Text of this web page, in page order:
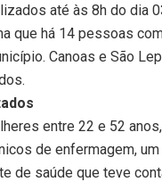
até às 8h do dia
que há 14 pessoas
Canoas e São
entre 22 e 52
de enfermagem,
de saúde que teve